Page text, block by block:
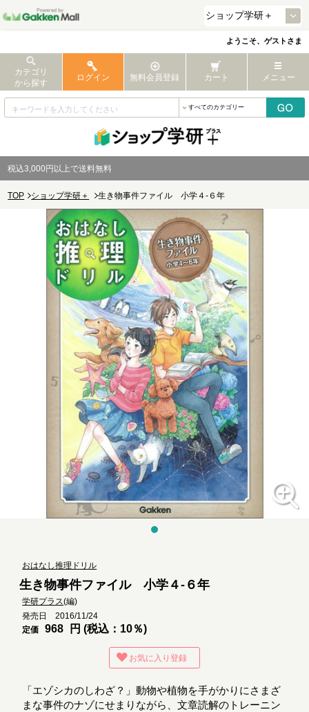
ようこそ、ゲストさま
カテゴリ
から探す
ログイン 無料会員登録 カート メニュー
税込3,000円以上で送料無料
TOP ショップ学研＋ 生き物事件ファイル 小学４-６年
おはなし推理ドリル
生き物事件ファイル 小学４-６年
学研プラス(編)
発売日 2016/11/24
定価
968 円 (税込：10％)
お気に入り登録
「エゾシカのしわざ？」動物や植物を手がかりにさまざ
まな事件のナゾにせまりながら、文章読解のトレーニン